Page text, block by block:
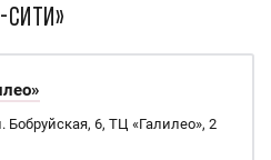
Сити»
Бобруйская, 6, ТЦ «Галилео», 2